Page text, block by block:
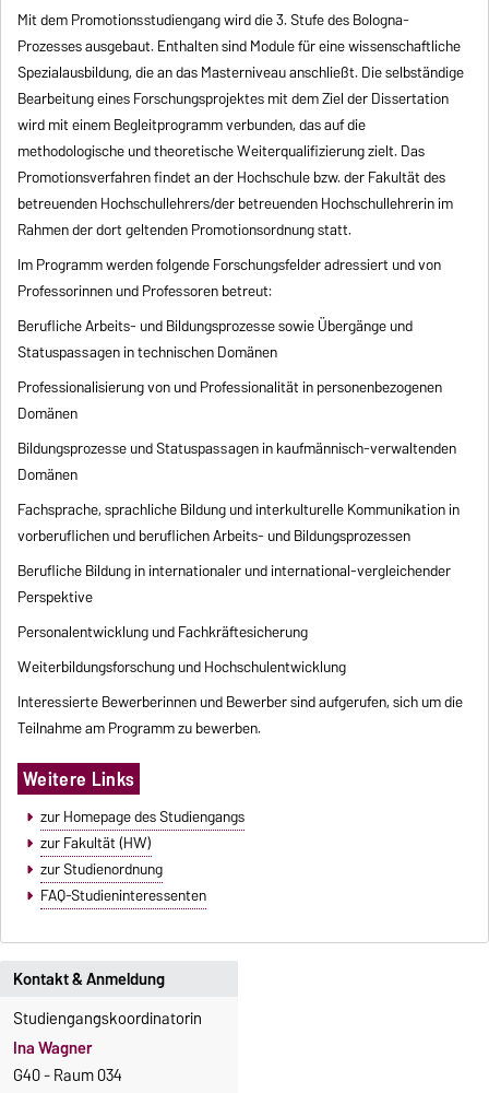
Mit dem Promotionsstudiengang wird die 3. Stufe des Bologna-
Prozesses ausgebaut. Enthalten sind Module für eine wissenschaftliche
Spezialausbildung, die an das Masterniveau anschließt. Die selbständige
Bearbeitung eines Forschungsprojektes mit dem Ziel der Dissertation
wird mit einem Begleitprogramm verbunden, das auf die
methodologische und theoretische Weiterqualifizierung zielt. Das
Promotionsverfahren findet an der Hochschule bzw. der Fakultät des
betreuenden Hochschullehrers/der betreuenden Hochschullehrerin im
Rahmen der dort geltenden Promotionsordnung statt.
Im Programm werden folgende Forschungsfelder adressiert und von
Professorinnen und Professoren betreut:
Berufliche Arbeits- und Bildungsprozesse sowie Übergänge und
Statuspassagen in technischen Domänen
Professionalisierung von und Professionalität in personenbezogenen
Domänen
Bildungsprozesse und Statuspassagen in kaufmännisch-verwaltenden
Domänen
Fachsprache, sprachliche Bildung und interkulturelle Kommunikation in
vorberuflichen und beruflichen Arbeits- und Bildungsprozessen
Berufliche Bildung in internationaler und international-vergleichender
Perspektive
Personalentwicklung und Fachkräftesicherung
Weiterbildungsforschung und Hochschulentwicklung
Interessierte Bewerberinnen und Bewerber sind aufgerufen, sich um die
Teilnahme am Programm zu bewerben.
Weitere Links
zur Homepage des Studiengangs
zur Fakultät (HW)
zur Studienordnung
FAQ-Studieninteressenten
Kontakt & Anmeldung
Studiengangskoordinatorin
Ina Wagner
G40 - Raum 034